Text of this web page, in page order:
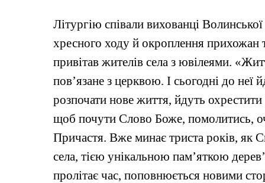
Літургію співали вихованці
хресного ходу й окроплення
привітав жителів села з ювілеями.
пов’язане з церквою. І сьогодні до
розпочати нове життя, йдуть
щоб почути Слово Боже, помолитись,
Причастя. Вже минає триста років, як
села, тією унікальною пам’яткою
пролітає час, поповнюється новими